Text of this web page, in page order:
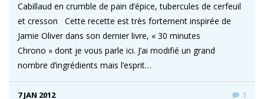
Cabillaud en crumble de pain d’épice, tubercules de cerfeuil
et cresson Cette recette est très fortement inspirée de
Jamie Oliver dans son dernier livre, « 30 minutes
Chrono » dont je vous parle ici. J’ai modifié un grand
nombre d’ingrédients mais l’esprit…
7 JAN 2012 1